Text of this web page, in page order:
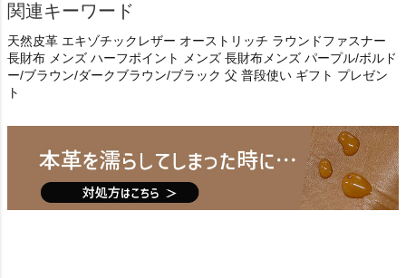
関連キーワード
天然皮革 エキゾチックレザー オーストリッチ ラウンドファスナー
長財布 メンズ ハーフポイント メンズ 長財布メンズ パープル/ボルド
ー/ブラウン/ダークブラウン/ブラック 父 普段使い ギフト プレゼン
ト